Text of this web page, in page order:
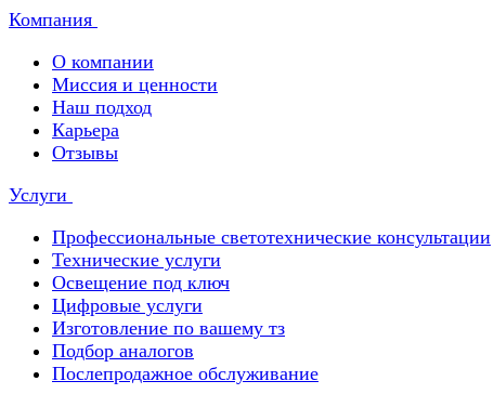
Компания
О компании
Миссия и ценности
Наш подход
Карьера
Отзывы
Услуги
Профессиональные светотехнические консультации
Технические услуги
Освещение под ключ
Цифровые услуги
Изготовление по вашему тз
Подбор аналогов
Послепродажное обслуживание